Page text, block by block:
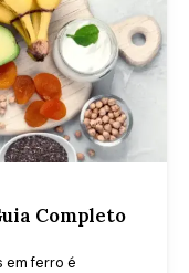
Completo
em ferro é